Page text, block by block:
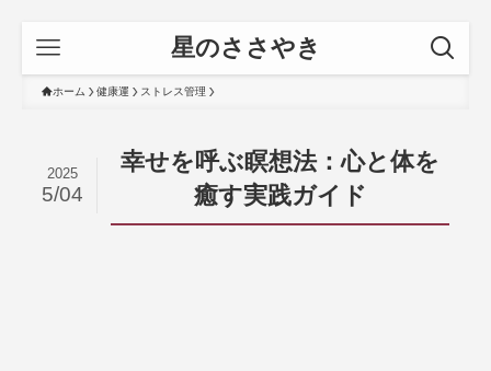
星のささやき
ホーム 健康運 ストレス管理
幸せを呼ぶ瞑想法：心と体を
癒す実践ガイド
2025
5/04